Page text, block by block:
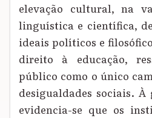
elevação cultural, na
linguística e científica,
ideais políticos e
direito à educação,
público como o único
desigualdades sociais. À
evidencia-se que os